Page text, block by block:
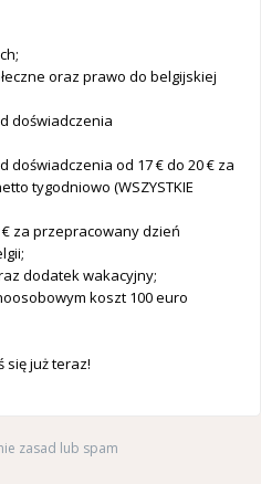
oraz prawo do belgijskiej
doświadczenia
doświadczenia od 17 € do 20 € za
tygodniowo (WSZYSTKIE
€ za przepracowany dzień
dodatek wakacyjny;
koszt 100 euro
się już teraz!
zasad lub spam